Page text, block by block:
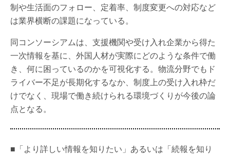
制や生活面のフォロー、定着率、制度変更への対応など
は業界横断の課題になっている。
同コンソーシアムは、支援機関や受け入れ企業から得た
一次情報を基に、外国人材が実際にどのような条件で働
き、何に困っているのかを可視化する。物流分野でもド
ライバー不足が長期化するなか、制度上の受け入れ枠だ
けでなく、現場で働き続けられる環境づくりが今後の論
点となる。
■「より詳しい情報を知りたい」あるいは「続報を知り